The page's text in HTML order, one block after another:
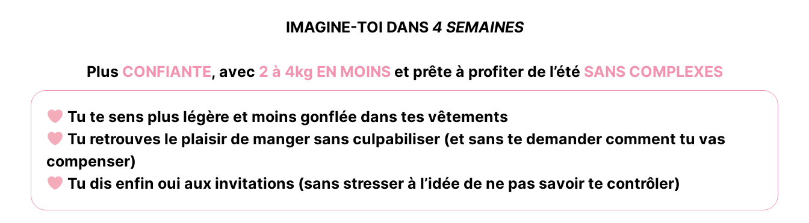
IMAGINE-TOI DANS 4 SEMAINES
Plus CONFIANTE, avec 2 à 4kg EN MOINSet prête à profiter de l’été SANS COMPLEXES
Tu te sens plus légère et moins gonflée dans tes vêtements
Tu retrouves le plaisir de manger sans culpabiliser (et sans te demander comment tu vas
compenser)
Tu dis enfin oui aux invitations (sans stresser à l’idée de ne pas savoir te contrôler)